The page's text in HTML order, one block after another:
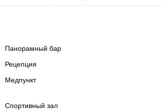
Панорамный бар
Рецепция
Медпункт
Спортивный зал